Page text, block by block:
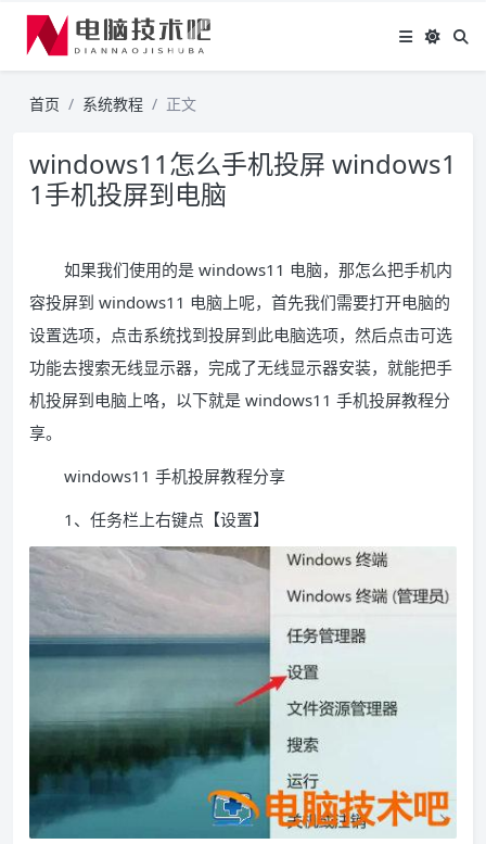
首页 系统教程 正文
windows11怎么手机投屏 windows1
1手机投屏到电脑
如果我们使用的是 windows11 电脑，那怎么把手机内
容投屏到 windows11 电脑上呢，首先我们需要打开电脑的
设置选项，点击系统找到投屏到此电脑选项，然后点击可选
功能去搜索无线显示器，完成了无线显示器安装，就能把手
机投屏到电脑上咯，以下就是 windows11 手机投屏教程分
享。
windows11 手机投屏教程分享
1、任务栏上右键点【设置】